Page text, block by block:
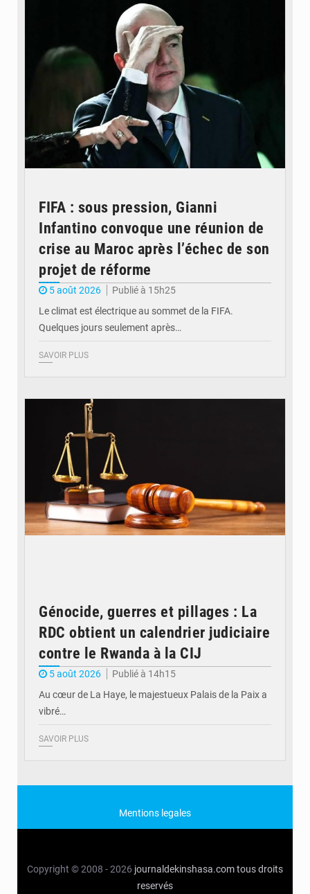
FIFA : sous pression, Gianni
Infantino convoque une réunion de
crise au Maroc après l’échec de son
projet de réforme
5 août 2026
Publié à 15h25
Le climat est électrique au sommet de la FIFA.
Quelques jours seulement après…
SAVOIR PLUS
Génocide, guerres et pillages : La
RDC obtient un calendrier judiciaire
contre le Rwanda à la CIJ
5 août 2026
Publié à 14h15
Au cœur de La Haye, le majestueux Palais de la Paix a
vibré…
SAVOIR PLUS
Mentions legales
Copyright © 2008 - 2026 journaldekinshasa.comtous droits
reservés